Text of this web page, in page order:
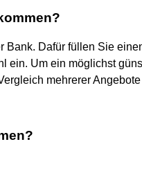
Bank. Dafür füllen Sie
ein. Um ein möglichst
mehrerer